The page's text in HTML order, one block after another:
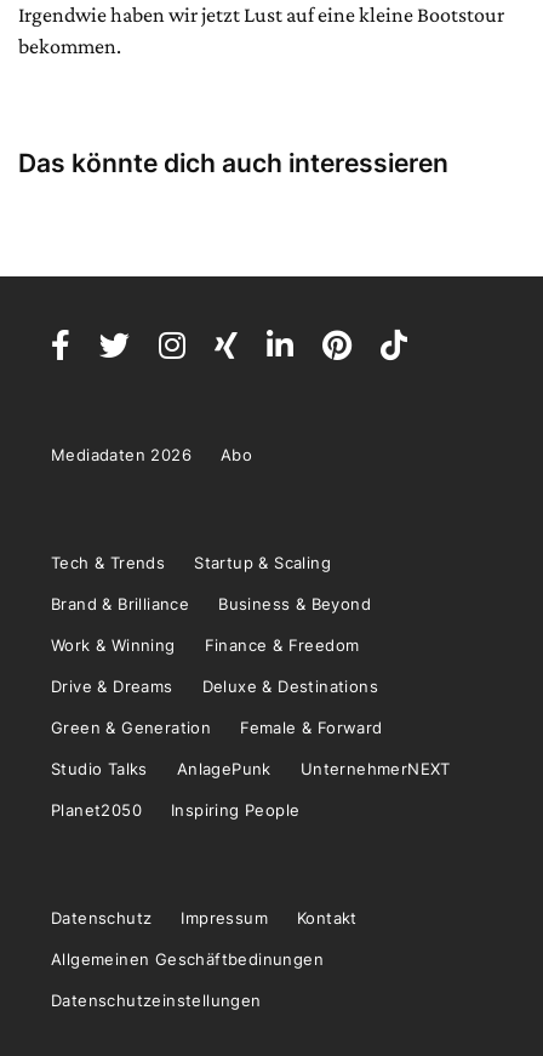
Irgendwie haben wir jetzt Lust auf eine kleine Bootstour
bekommen.
Das könnte dich auch interessieren
Mediadaten 2026 Abo
Tech & Trends Startup & Scaling
Brand & Brilliance Business & Beyond
Work & Winning Finance & Freedom
Drive & Dreams Deluxe & Destinations
Green & Generation Female & Forward
Studio Talks AnlagePunk UnternehmerNEXT
Planet2050 Inspiring People
Datenschutz Impressum Kontakt
Allgemeinen Geschäftbedinungen
Datenschutzeinstellungen